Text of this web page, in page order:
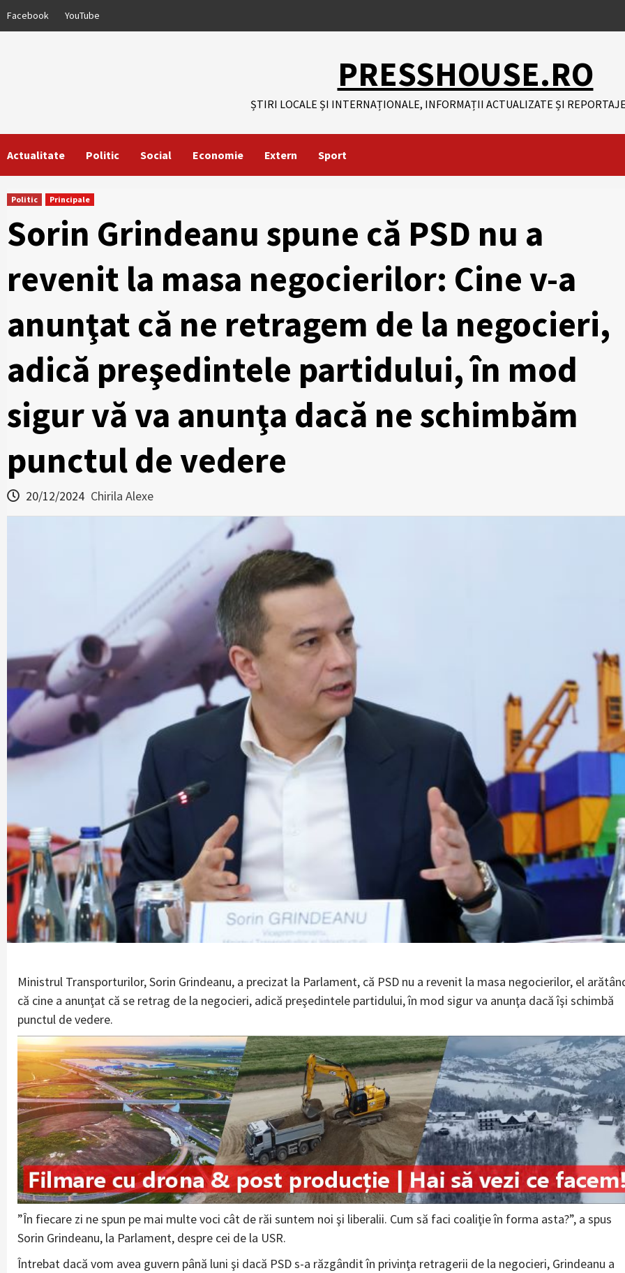
Facebook YouTube
PRESSHOUSE.RO
ȘTIRI LOCALE ȘI INTERNAȚIONALE, INFORMAȚII ACTUALIZATE ȘI
Actualitate Politic Social Economie Extern Sport
Politic Principale
Sorin Grindeanu spune că PSD nu a
revenit la masa negocierilor: Cine v-a
anunţat că ne retragem de la negocieri,
adică preşedintele partidului, în mod
sigur vă va anunţa dacă ne schimbăm
punctul de vedere
20/12/2024 Chirila Alexe
Ministrul Transporturilor, Sorin Grindeanu, a precizat la Parlament, că PSD nu a revenit la masa negocierilor, el
că cine a anunţat că se retrag de la negocieri, adică preşedintele partidului, în mod sigur va anunţa dacă îşi schimbă
punctul de vedere.
”În fiecare zi ne spun pe mai multe voci cât de răi suntem noi şi liberalii. Cum să faci coaliţie în forma asta?”, a spus
Sorin Grindeanu, la Parlament, despre cei de la USR.
Întrebat dacă vom avea guvern până luni şi dacă PSD s-a răzgândit în privinţa retragerii de la negocieri, Grindeanu a